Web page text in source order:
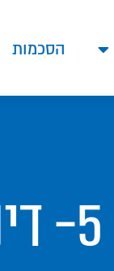
הסכמות